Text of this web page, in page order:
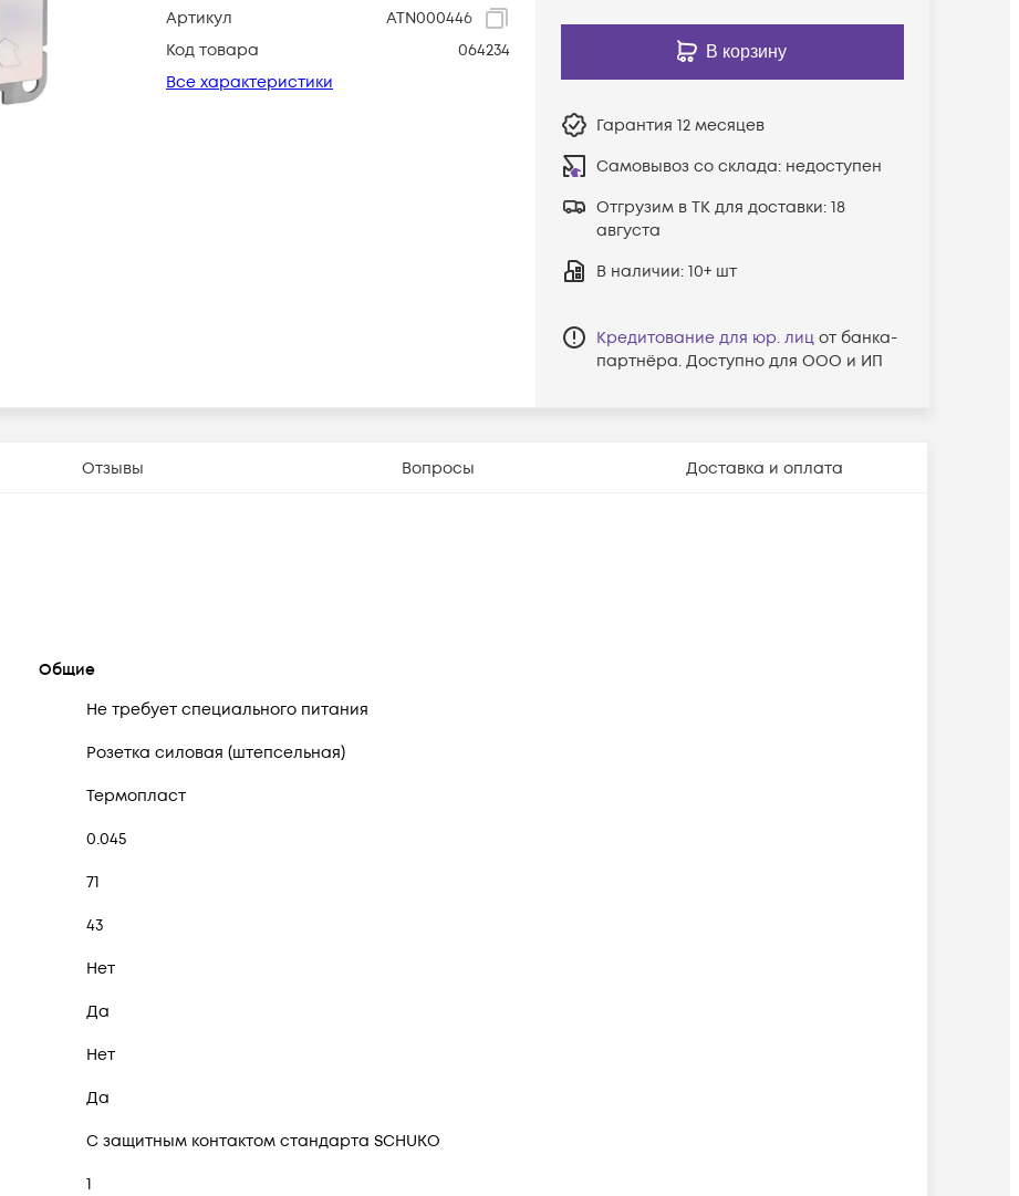
Артикул
ATN000446
Код товара
064234
Все характеристики
В корзину
Гарантия 12 месяцев
Самовывоз со склада: недоступен
Отгрузим в ТК для доставки: 18
августа
В наличии: 10+ шт
Кредитование для юр. лиц от банка-
партнёра. Доступно для ООО и ИП
Отзывы Вопросы Доставка и оплата
Общие
Не требует специального питания
Розетка силовая (штепсельная)
Термопласт
0.045
71
43
Нет
Да
Нет
Да
С защитным контактом стандарта SCHUKO
1